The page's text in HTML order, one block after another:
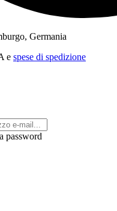
Germania
e spese di spedizione
password